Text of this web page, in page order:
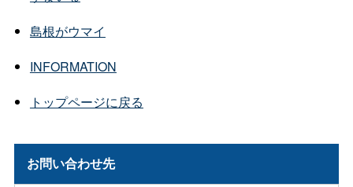
島根がウマイ
INFORMATION
トップページに戻る
お問い合わせ先